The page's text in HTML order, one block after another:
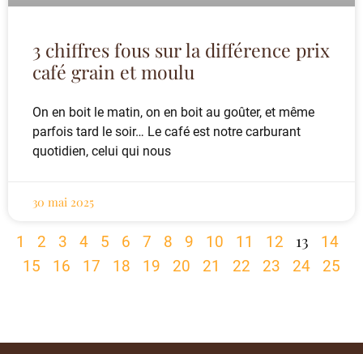
3 chiffres fous sur la différence prix
café grain et moulu
On en boit le matin, on en boit au goûter, et même
parfois tard le soir… Le café est notre carburant
quotidien, celui qui nous
30 mai 2025
1 2 3 4 5 6 7 8 9 10 11 12 13
14
15
16 17 18 19 20 21 22 23 24 25